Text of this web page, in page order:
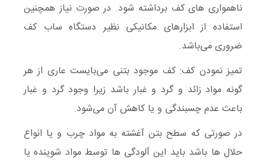
ناهمواری های کف برداشته شود. در صورت نیاز همچنین
استفاده از ابزارهای مکانیکی نظیر دستگاه ساب کف
ضروری می‌باشد.
تمیز نمودن کف: کف موجود بتنی می‌بایست عاری از هر
گونه مواد زائد و گرد و غبار باشد زیرا وجود گرد و غبار
باعث عدم چسبندگی و یا کاهش آن می‌شود.
در صورتی که سطح بتن آغشته به مواد چرب و یا انواع
حلال ها باشد باید این آلودگی ها توسط مواد شوینده یا